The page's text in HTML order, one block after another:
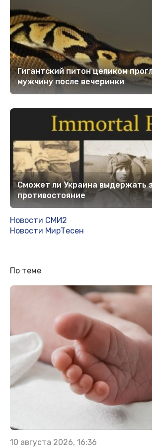
Гигантский питон целиком
мужчину после вечеринки
Сможет ли Украина выдержать
противостояние
Новости СМИ2
Новости МирТесен
По теме
10 августа 2026, 16:36